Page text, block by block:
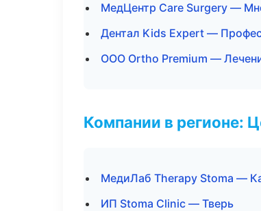
МедЦентр Care Surgery —
Дентал Kids Expert —
ООО Ortho Premium —
Компании в регионе:
МедиЛаб Therapy Stoma —
ИП Stoma Clinic — Тверь